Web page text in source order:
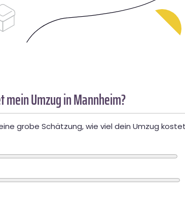
mein Umzug in Mannheim?
grobe Schätzung, wie viel dein Umzug